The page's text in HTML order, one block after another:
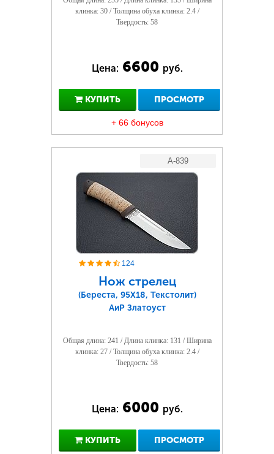
клинка: 30 / Толщина обуха клинка: 2.4 /
Твердость: 58
Цена: 6600 руб.
КУПИТЬ ПРОСМОТР
+ 66 бонусов
A-839
124
Нож стрелец
(Береста, 95Х18, Текстолит)
АиР Златоуст
Общая длина: 241 / Длина клинка: 131 / Ширина
клинка: 27 / Толщина обуха клинка: 2.4 /
Твердость: 58
Цена: 6000 руб.
КУПИТЬ ПРОСМОТР